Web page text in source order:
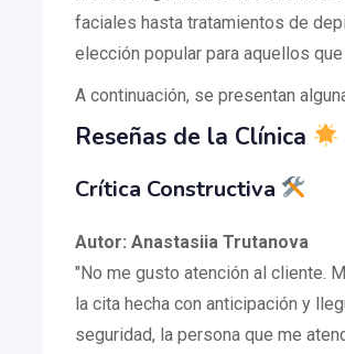
faciales hasta tratamientos de
elección popular para aquellos
A continuación, se presentan
Reseñas de la Clínica
Crítica Constructiva
Autor: Anastasiia Trutanova
"No me gusto atención al cliente.
la cita hecha con anticipación y
seguridad, la persona que me